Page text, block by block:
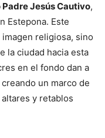
Padre Jesús Cautivo,
Estepona. Este
religiosa, sino
la ciudad hacia esta
en el fondo dan a
un marco de
y retablos